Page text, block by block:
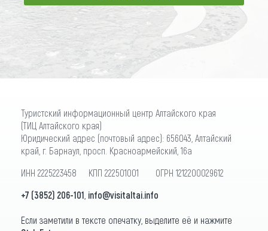
ПОДПИСАТЬСЯ
Туристский информационный центр Алтайского края
(ТИЦ Алтайского края)
Юридический адрес (почтовый адрес): 656043, Алтайский
край, г. Барнаул, просп. Красноармейский, 16а
ИНН 2225223458 КПП 222501001 ОГРН 1212200029612
+7 (3852) 206-101 info@visitaltai.info
Если заметили в тексте опечатку, выделите её и нажмите